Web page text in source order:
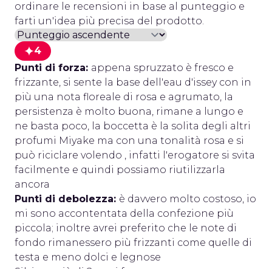
ordinare le recensioni in base al punteggio e
farti un'idea più precisa del prodotto.
4
Punti di forza: appena spruzzato è fresco e
frizzante, si sente la base dell'eau d'issey con in
più una nota floreale di rosa e agrumato, la
persistenza è molto buona, rimane a lungo e
ne basta poco, la boccetta è la solita degli altri
profumi Miyake ma con una tonalità rosa e si
può riciclare volendo , infatti l'erogatore si svita
facilmente e quindi possiamo riutilizzarla
ancora
Punti di debolezza: è davvero molto costoso, io
mi sono accontentata della confezione più
piccola; inoltre avrei preferito che le note di
fondo rimanessero più frizzanti come quelle di
testa e meno dolci e legnose